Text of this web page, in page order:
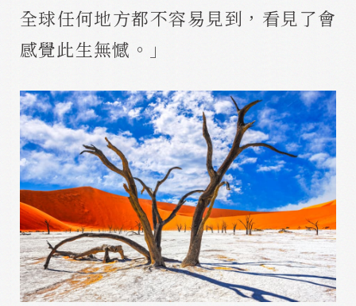
全球任何地方都不容易見到，看見了會
感覺此生無憾。」